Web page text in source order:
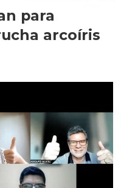
para
arcoíris